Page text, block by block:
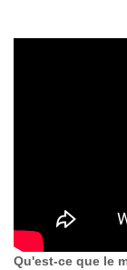
Qu'est-ce que le